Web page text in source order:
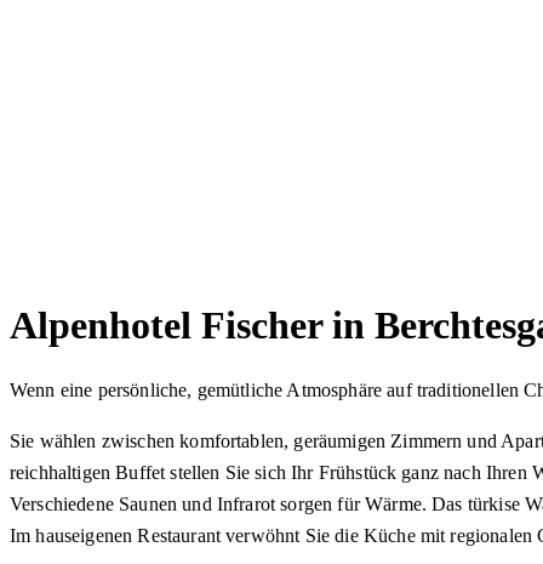
Alpenhotel Fischer in
Wenn eine persönliche, gemütliche Atmosphäre auf traditionellen
Sie wählen zwischen komfortablen, geräumigen Zimmern und
reichhaltigen Buffet stellen Sie sich Ihr Frühstück ganz nach Ihren
Verschiedene Saunen und Infrarot sorgen für Wärme. Das türkise
Im hauseigenen Restaurant verwöhnt Sie die Küche mit